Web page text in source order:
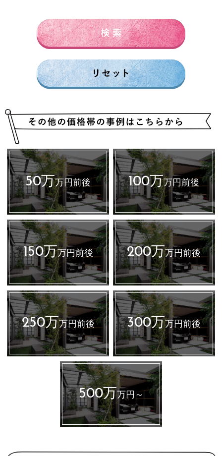
300万円前後 500万円～
50万万円前後 100万万円前後
150万万円前後 200万万円前後
250万万円前後 300万万円前後
500万万円～